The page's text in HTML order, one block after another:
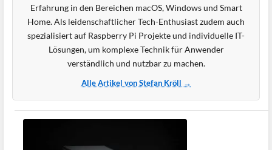
Erfahrung in den Bereichen macOS, Windows und Smart
Home. Als leidenschaftlicher Tech-Enthusiast zudem auch
spezialisiert auf Raspberry Pi Projekte und individuelle IT-
Lösungen, um komplexe Technik für Anwender
verständlich und nutzbar zu machen.
Alle Artikel von Stefan Kröll →